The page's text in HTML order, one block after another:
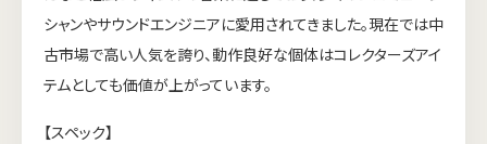
シャンやサウンドエンジニアに愛用されてきました。現在では中
古市場で高い人気を誇り、動作良好な個体はコレクターズアイ
テムとしても価値が上がっています。
【スペック】